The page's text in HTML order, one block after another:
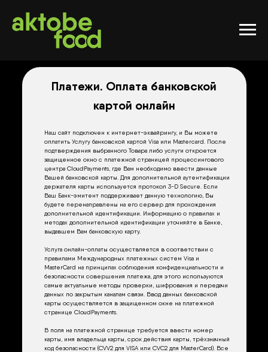
Платежи. Оплата банковской
картой онлайн
Наш сайт подключен к интернет-эквайрингу, и Вы можете
оплатить Услугу банковской картой Visa или Mastercard. После
подтверждения выбранного Товара либо услуги откроется
защищенное окно с платежной страницей процессингового
центра CloudPayments, где Вам необходимо ввести данные
Вашей банковской карты. Для дополнительной аутентификации
держателя карты используется протокол 3-D Secure. Если
Ваш Банк-эмитент поддерживает данную технологию, Вы
будете перенаправлены на его сервер для прохождения
дополнительной идентификации. Информацию о правилах и
методах дополнительной идентификации уточняйте в Банке,
выдавшем Вам банковскую карту.
Услуга онлайн-оплаты осуществляется в соответствии с
правилами Международных платежных систем Visa и
MasterCard на принципах соблюдения конфиденциальности и
безопасности совершения платежа, для этого используются
самые актуальные методы проверки, шифрования и передачи
данных по закрытым каналам связи. Ввод данных банковской
карты осуществляется в защищенном окне на платежной
странице CloudPayments.
В поля на платежной странице требуется ввести номер
карты, имя владельца карты, срок действия карты, трёхзначный
код безопасности (CVV2 для VISA или CVC2 для MasterCard). Все